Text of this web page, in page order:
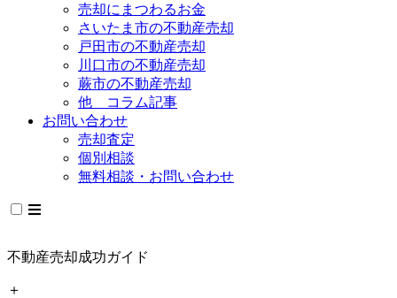
売却にまつわるお金
さいたま市の不動産売却
戸田市の不動産売却
川口市の不動産売却
蕨市の不動産売却
他 コラム記事
お問い合わせ
売却査定
個別相談
無料相談・お問い合わせ
不動産売却成功ガイド
＋